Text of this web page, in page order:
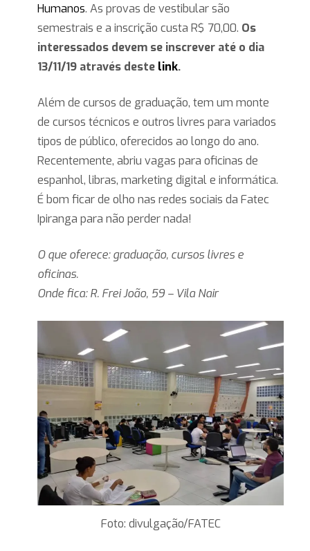
Humanos. As provas de vestibular são
semestrais e a inscrição custa R$ 70,00. Os
interessados devem se inscrever até o dia
13/11/19 através deste link.
Além de cursos de graduação, tem um monte
de cursos técnicos e outros livres para variados
tipos de público, oferecidos ao longo do ano.
Recentemente, abriu vagas para oficinas de
espanhol, libras, marketing digital e informática.
É bom ficar de olho nas redes sociais da Fatec
Ipiranga para não perder nada!
O que oferece: graduação, cursos livres e
oficinas.
Onde fica: R. Frei João, 59 – Vila Nair
Foto: divulgação/FATEC